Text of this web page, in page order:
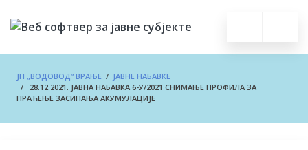
ЈП „ВОДОВОД“ ВРАЊЕ / ЈАВНЕ НАБАВКЕ
/ 28.12.2021. ЈАВНА НАБАВКА 6-У/2021 СНИМАЊЕ ПРОФИЛА ЗА
ПРАЋЕЊЕ ЗАСИПАЊА АКУМУЛАЦИЈЕ